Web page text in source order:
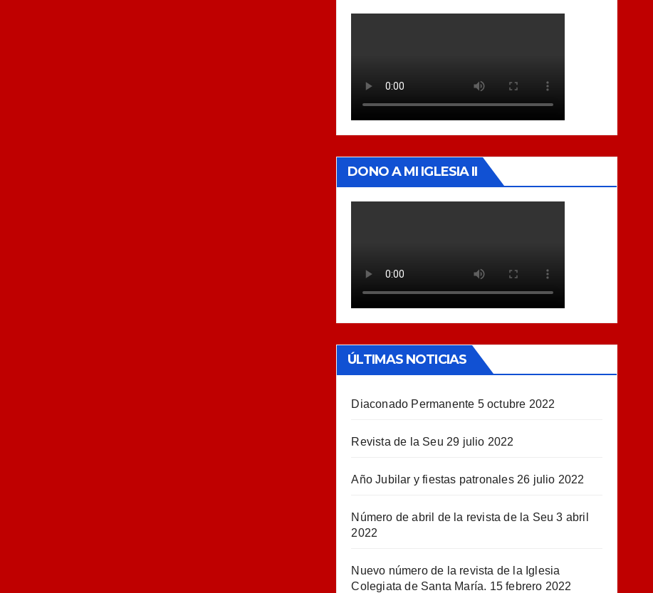
DONO A MI IGLESIA II
ÚLTIMAS NOTICIAS
Diaconado Permanente 5 octubre 2022
Revista de la Seu 29 julio 2022
Año Jubilar y fiestas patronales 26 julio 2022
Número de abril de la revista de la Seu 3 abril
2022
Nuevo número de la revista de la Iglesia
Colegiata de Santa María. 15 febrero 2022